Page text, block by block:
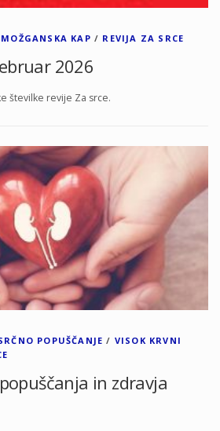
MOŽGANSKA KAP / REVIJA ZA SRCE
2026
številke revije Za srce.
POPUŠČANJE / VISOK KRVNI
in zdravja